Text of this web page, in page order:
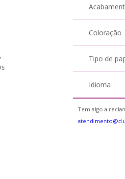
Coloração
Tipo de
Idioma
Tem algo a